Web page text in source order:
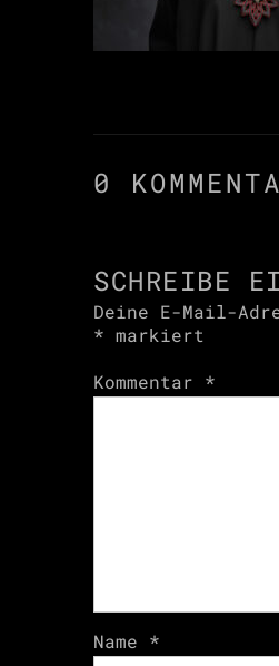
0
SCHREIBE
Deine E-Mail-
* markiert
Kommentar *
Name *